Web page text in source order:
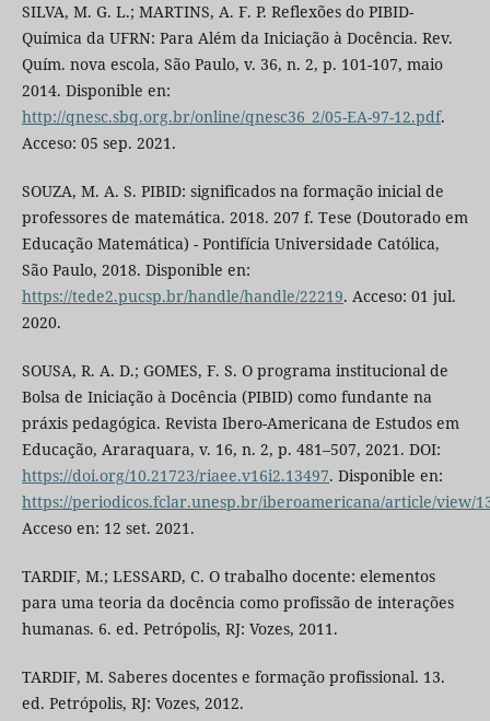
SILVA, M. G. L.; MARTINS, A. F. P. Reflexões do PIBID-
Química da UFRN: Para Além da Iniciação à Docência. Rev.
Quím. nova escola, São Paulo, v. 36, n. 2, p. 101-107, maio
2014. Disponible en:
http://qnesc.sbq.org.br/online/qnesc36_2/05-EA-97-12.pdf.
Acceso: 05 sep. 2021.
SOUZA, M. A. S. PIBID: significados na formação inicial de
professores de matemática. 2018. 207 f. Tese (Doutorado em
Educação Matemática) - Pontifícia Universidade Católica,
São Paulo, 2018. Disponible en:
https://tede2.pucsp.br/handle/handle/22219. Acceso: 01 jul.
2020.
SOUSA, R. A. D.; GOMES, F. S. O programa institucional de
Bolsa de Iniciação à Docência (PIBID) como fundante na
práxis pedagógica. Revista Ibero-Americana de Estudos em
Educação, Araraquara, v. 16, n. 2, p. 481–507, 2021. DOI:
https://doi.org/10.21723/riaee.v16i2.13497. Disponible en:
https://periodicos.fclar.unesp.br/iberoamericana/article/view/
Acceso en: 12 set. 2021.
TARDIF, M.; LESSARD, C. O trabalho docente: elementos
para uma teoria da docência como profissão de interações
humanas. 6. ed. Petrópolis, RJ: Vozes, 2011.
TARDIF, M. Saberes docentes e formação profissional. 13.
ed. Petrópolis, RJ: Vozes, 2012.